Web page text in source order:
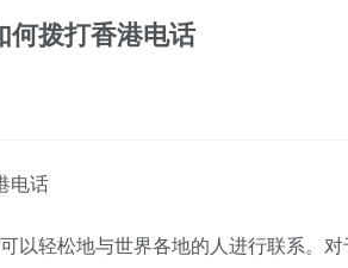
何拨打香港电话
电话
以轻松地与世界各地的人进行联系。